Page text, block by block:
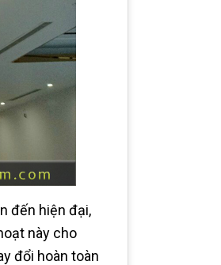
đến hiện đại,
này cho
đổi hoàn toàn